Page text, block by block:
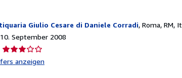
Giulio Cesare di Daniele Corradi, Roma, RM,
September 2008
Verkäuferbewertung
3
anzeigen